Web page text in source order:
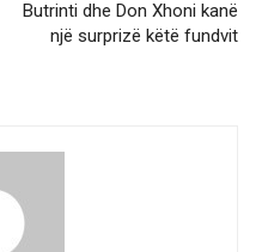
Butrinti dhe Don Xhoni kanë
një surprizë këtë fundvit